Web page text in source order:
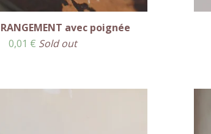
RANGEMENT avec poignée
0,01 € Sold out